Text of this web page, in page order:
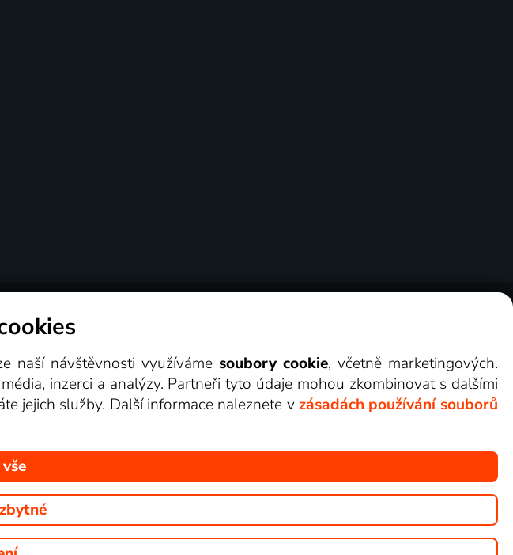
z pořadů TV stanic, které můžete sledovat v Lepší.TV.
naší návštěvnosti využívámesoubory cookie, včetně marketingových.
inzerci a analýzy. Partneři tyto údaje mohou zkombinovat s dalšími
jejich služby. Další informace naleznete v zásadách používání souborů